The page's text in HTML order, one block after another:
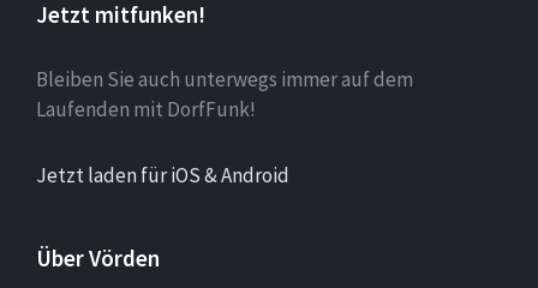
Jetzt mitfunken!
Bleiben Sie auch unterwegs immer auf dem
Laufenden mit DorfFunk!
Jetzt laden für iOS & Android
Über Vörden